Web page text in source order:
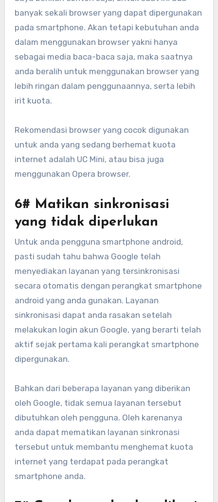
banyak sekali browser yang dapat dipergunakan
pada smartphone. Akan tetapi kebutuhan anda
dalam menggunakan browser yakni hanya
sebagai media baca-baca saja, maka saatnya
anda beralih untuk menggunakan browser yang
lebih ringan dalam penggunaannya, serta lebih
irit kuota.
Rekomendasi browser yang cocok digunakan
untuk anda yang sedang berhemat kuota
internet adalah UC Mini, atau bisa juga
menggunakan Opera browser.
6# Matikan sinkronisasi
yang tidak diperlukan
Untuk anda pengguna smartphone android,
pasti sudah tahu bahwa Google telah
menyediakan layanan yang tersinkronisasi
secara otomatis dengan perangkat smartphone
android yang anda gunakan. Layanan
sinkronisasi dapat anda rasakan setelah
melakukan login akun Google, yang berarti telah
aktif sejak pertama kali perangkat smartphone
dipergunakan.
Bahkan dari beberapa layanan yang diberikan
oleh Google, tidak semua layanan tersebut
dibutuhkan oleh pengguna. Oleh karenanya
anda dapat mematikan layanan sinkronasi
tersebut untuk membantu menghemat kuota
internet yang terdapat pada perangkat
smartphone anda.